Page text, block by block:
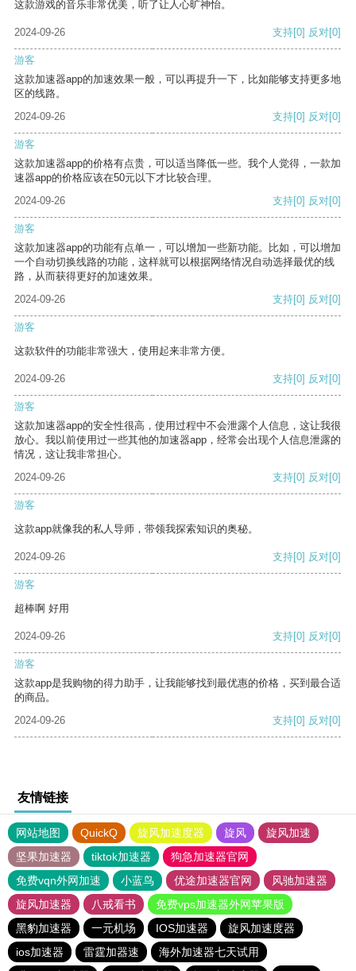
这款游戏的音乐非常优美，听了让人心旷神怡。
2024-09-26 支持[0] 反对[0]
游客
这款加速器app的加速效果一般，可以再提升一下，比如能够支持更多地
区的线路。
2024-09-26
支持[0] 反对[0]
游客
这款加速器app的价格有点贵，可以适当降低一些。我个人觉得，一款加
速器app的价格应该在50元以下才比较合理。
2024-09-26
支持[0] 反对[0]
游客
这款加速器app的功能有点单一，可以增加一些新功能。比如，可以增加
一个自动切换线路的功能，这样就可以根据网络情况自动选择最优的线
路，从而获得更好的加速效果。
2024-09-26
支持[0] 反对[0]
游客
这款软件的功能非常强大，使用起来非常方便。
2024-09-26 支持[0] 反对[0]
游客
这款加速器app的安全性很高，使用过程中不会泄露个人信息，这让我很
放心。我以前使用过一些其他的加速器app，经常会出现个人信息泄露的
情况，这让我非常担心。
2024-09-26
支持[0] 反对[0]
游客
这款app就像我的私人导师，带领我探索知识的奥秘。
2024-09-26 支持[0] 反对[0]
游客
超棒啊 好用
2024-09-26 支持[0] 反对[0]
游客
这款app是我购物的得力助手，让我能够找到最优惠的价格，买到最合适
的商品。
2024-09-26
支持[0] 反对[0]
友情链接
网站地图 QuickQ 旋风加速度器 旋风
旋风加速
坚果加速器
tiktok加速器
狗急加速器官网
免费vqn外网加速
小蓝鸟 优途加速器官网
风驰加速器
旋风加速器
八戒看书
免费vps加速器外网苹果版
黑豹加速器
一元机场 IOS加速器
旋风加速度器
ios加速器
雷霆加器速
海外加速器七天试用